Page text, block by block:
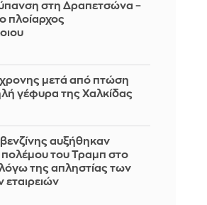
στη Δραπετσώνα –
πλοίαρχος
μετά από πτώση
γέφυρα της Χαλκίδας
βενζίνης αυξήθηκαν
πολέμου του Τραμπ στο
λόγω της απληστίας των
εταιρειών